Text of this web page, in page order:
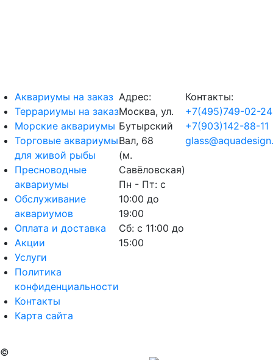
Аквариумы на заказ
Террариумы на заказ
Морские аквариумы
Торговые аквариумы
для живой рыбы
Пресноводные
аквариумы
Обслуживание
аквариумов
Оплата и доставка
Акции
Услуги
Политика
конфиденциальности
Контакты
Карта сайта
Адрес:
Москва, ул.
Бутырский
Вал, 68
(м.
Савёловская)
Пн - Пт: с
10:00 до
19:00
Сб: с 11:00 до
15:00
Контакты:
+7(495)749-02-24
+7(903)142-88-11
©